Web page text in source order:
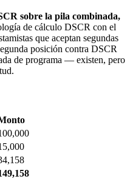
sobre la pila combinada,
de cálculo DSCR con el
que aceptan segundas
posición contra DSCR
de programa — existen, pero